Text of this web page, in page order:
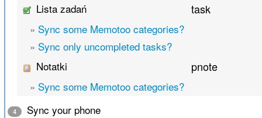
Lista zadań
task
» Sync some Memotoo categories?
» Sync only uncompleted tasks?
Notatki
pnote
» Sync some Memotoo categories?
4
Sync your phone